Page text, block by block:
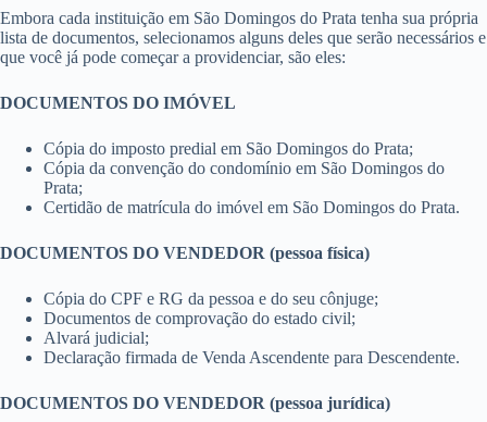
Embora cada instituição em São Domingos do Prata tenha sua própria
lista de documentos, selecionamos alguns deles que serão necessários e
que você já pode começar a providenciar, são eles:
DOCUMENTOS DO IMÓVEL
Cópia do imposto predial em São Domingos do Prata;
Cópia da convenção do condomínio em São Domingos do
Prata;
Certidão de matrícula do imóvel em São Domingos do Prata.
DOCUMENTOS DO VENDEDOR (pessoa física)
Cópia do CPF e RG da pessoa e do seu cônjuge;
Documentos de comprovação do estado civil;
Alvará judicial;
Declaração firmada de Venda Ascendente para Descendente.
DOCUMENTOS DO VENDEDOR (pessoa jurídica)